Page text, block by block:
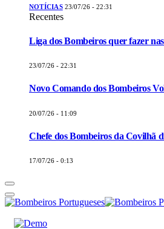
NOTÍCIAS 23/07/26 - 22:31
Recentes
Liga dos Bombeiros quer fazer
23/07/26 - 22:31
Novo Comando dos Bombeiros
20/07/26 - 11:09
Chefe dos Bombeiros da Covilhã
17/07/26 - 0:13